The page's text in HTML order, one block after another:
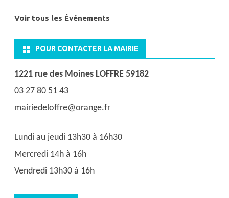
Voir tous les Événements
POUR CONTACTER LA MAIRIE
1221 rue des Moines LOFFRE 59182
03 27 80 51 43
mairiedeloffre@orange.fr
Lundi au jeudi 13h30 à 16h30
Mercredi 14h à 16h
Vendredi 13h30 à 16h